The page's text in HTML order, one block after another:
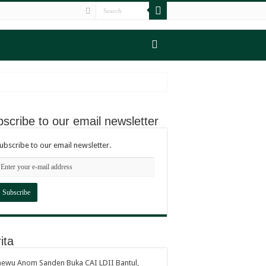
Masyarakat
Masyarakat
Tangga
to our email newsletter
to our email newsletter.
Anom Sanden Buka CAI LDII Bantul,